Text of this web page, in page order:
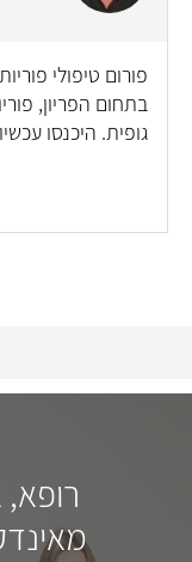
פורום טיפולי
בתחום הפריון,
גופית. היכנסו